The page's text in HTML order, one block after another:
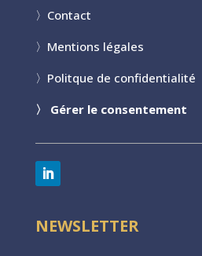
〉 Contact
〉 Mentions légales
〉 Politque de confidentialité
〉 Gérer le consentement
NEWSLETTER